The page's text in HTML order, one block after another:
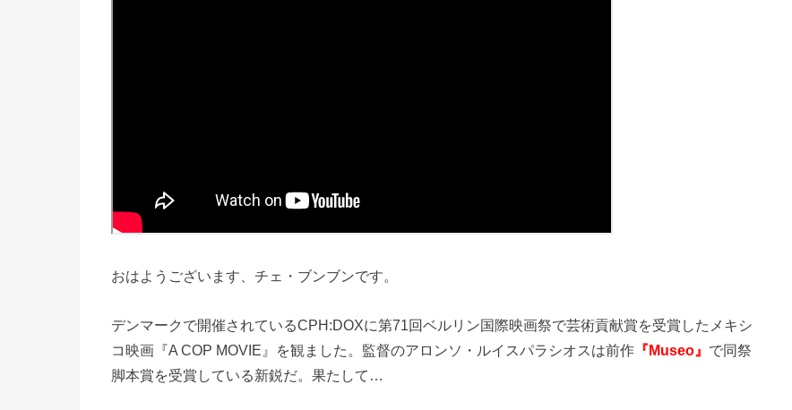
おはようございます、チェ・ブンブンです。
デンマークで開催されているCPH:DOXに第71回ベルリン国際映画祭で芸術貢献賞を受賞したメキシ
コ映画『A COP MOVIE』を観ました。監督のアロンソ・ルイスパラシオスは前作 『Museo』 で同祭
脚本賞を受賞している新鋭だ。果たして…